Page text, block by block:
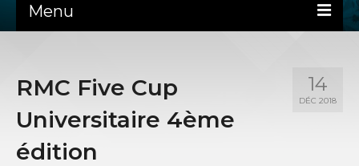
Menu
PRÉSENTATION
ADMINISTRATIF
DOCUMENTS RENTREE AS
14
DÉC 2018
RMC Five Cup
Universitaire 4ème
édition